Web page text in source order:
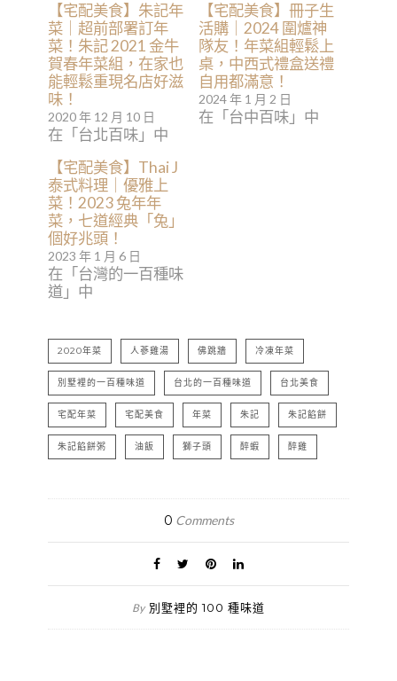
【宅配美食】朱記年
菜｜超前部署訂年
菜！朱記 2021 金牛
賀春年菜組，在家也
能輕鬆重現名店好滋
味！
2020 年 12 月 10 日
在「台北百味」中
【宅配美食】冊子生
活購｜2024 圍爐神
隊友！年菜組輕鬆上
桌，中西式禮盒送禮
自用都滿意！
2024 年 1 月 2 日
在「台中百味」中
【宅配美食】Thai J
泰式料理｜優雅上
菜！2023 兔年年
菜，七道經典「兔」
個好兆頭！
2023 年 1 月 6 日
在「台灣的一百種味
道」中
2020年菜 人蔘雞湯 佛跳牆 冷凍年菜
別墅裡的一百種味道 台北的一百種味道 台北美食
宅配年菜 宅配美食 年菜 朱記 朱記餡餅
朱記餡餅粥 油飯 獅子頭 醉蝦 醉雞
0 Comments
By 別墅裡的 100 種味道